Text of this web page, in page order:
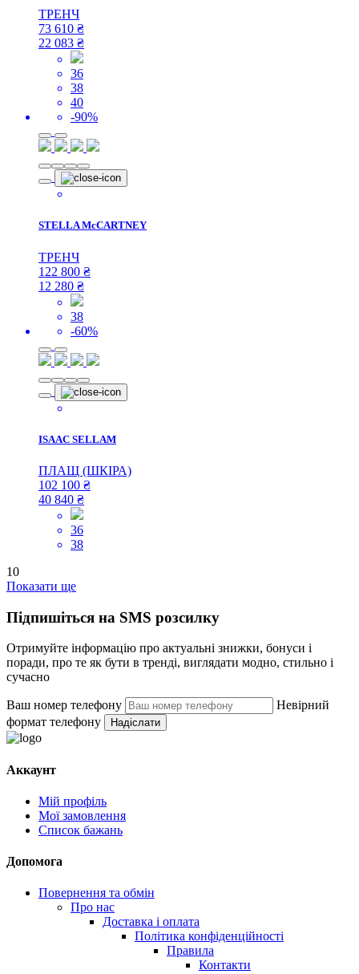
ТРЕНЧ
73 610 ₴
22 083 ₴
36
38
40
-90%
STELLA McCARTNEY
ТРЕНЧ
122 800 ₴
12 280 ₴
38
-60%
ISAAC SELLAM
ПЛАЩ (ШКІРА)
102 100 ₴
40 840 ₴
36
38
10
Показати ще
Підпишіться на SMS розсилку
Отримуйте інформацію про актуальні знижки, бонуси і
поради, про те як бути в тренді, виглядати модно, стильно і
сучасно
Ваш номер телефону
Невірний
формат телефону
Надіслати
Аккаунт
Мій профіль
Мої замовлення
Список бажань
Допомога
Повернення та обмін
Про нас
Доставка і оплата
Політика конфіденційності
Правила
Контакти